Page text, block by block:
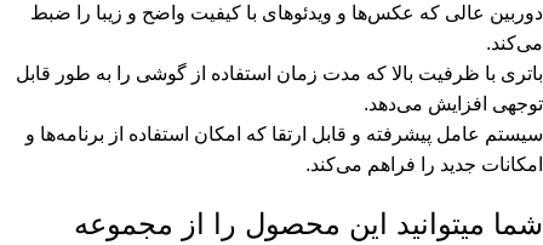
دوربین عالی که عکس‌ها و ویدئوهای با کیفیت واضح و زیبا را ضبط
می‌کند.
باتری با ظرفیت بالا که مدت زمان استفاده از گوشی را به طور قابل
توجهی افزایش می‌دهد.
سیستم عامل پیشرفته و قابل ارتقا که امکان استفاده از برنامه‌ها و
امکانات جدید را فراهم می‌کند.
شما میتوانید این محصول را از مجموعه